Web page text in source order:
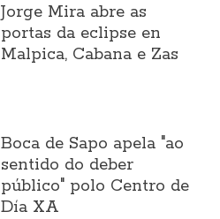
Jorge Mira abre as
portas da eclipse en
Malpica, Cabana e Zas
Boca de Sapo apela "ao
sentido do deber
público" polo Centro de
Día XA